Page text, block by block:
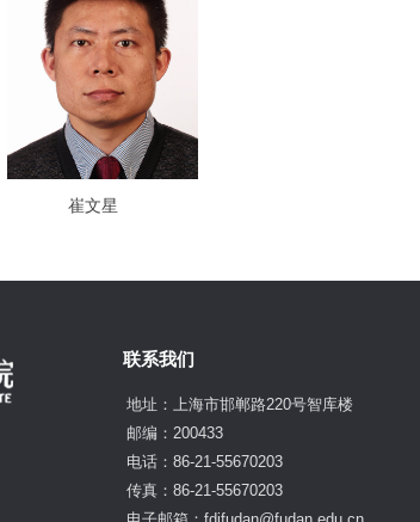
崔文星
联系我们
地址：上海市邯郸路220号智库楼
邮编：200433
电话：86-21-55670203
传真：86-21-55670203